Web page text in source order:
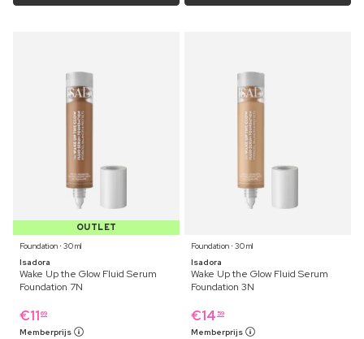
OUTLET
Foundation ⋅ 30 ml
Isadora
Wake Up the Glow Fluid Serum
Foundation 7N
€11 69
Memberprijs
Foundation ⋅ 30 ml
Isadora
Wake Up the Glow Fluid Serum
Foundation 3N
€14 59
Memberprijs